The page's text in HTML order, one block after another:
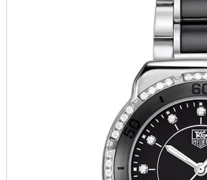
Parmigiani Fleurier
Pasquale Bruni